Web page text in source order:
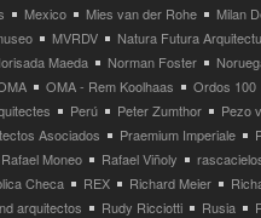
Mexico Mies van der Rohe
Milan
MVRDV
Natura Futura
Maeda Norman Foster
OMA - Rem Koolhaas
Ordos 100
Perú Peter Zumthor
Pezo
Asociados Praemium Imperiale
Rafael Moneo Rafael Viñoly
Checa REX Richard Meier
arquitectos Rudy Ricciotti Rusia